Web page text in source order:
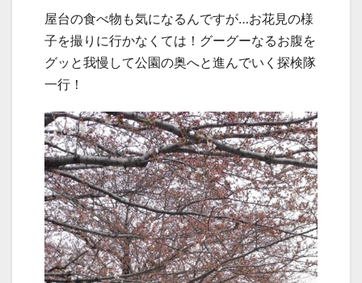
屋台の食べ物も気になるんですが…お花見の様
子を撮りに行かなくては！グーグーなるお腹を
グッと我慢して公園の奥へと進んでいく探検隊
一行！